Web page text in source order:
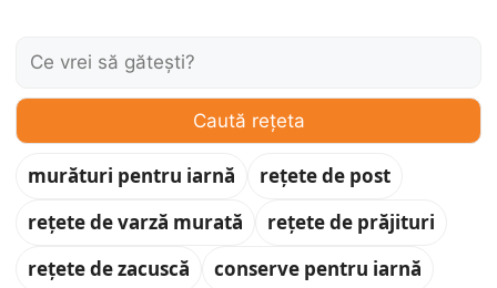
Caută:
Caută rețeta
murături pentru iarnă
rețete de post
rețete de varză murată
rețete de prăjituri
rețete de zacuscă
conserve pentru iarnă